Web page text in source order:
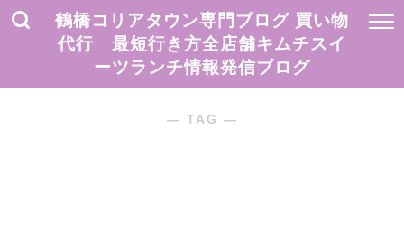
鶴橋コリアタウン専門ブログ 買い物
代行 最短行き方全店舗キムチスイ
ーツランチ情報発信ブログ
― TAG ―